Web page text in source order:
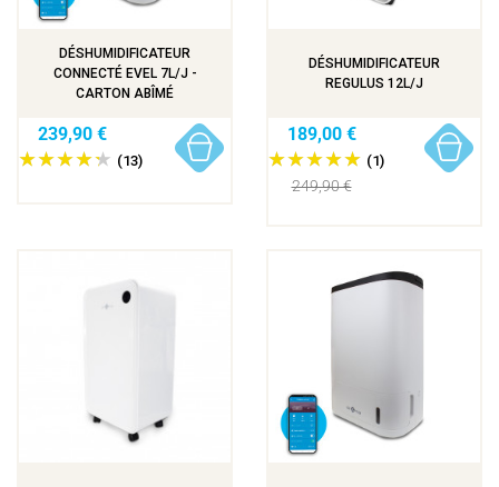
DÉSHUMIDIFICATEUR
CONNECTÉ EVEL 7L/J -
CARTON ABÎMÉ
(13)
239,90 €
DÉSHUMIDIFICATEUR
REGULUS 12L/J
249,90 €
(1)
189,00 €